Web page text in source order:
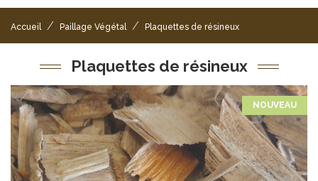
Accueil / Paillage Végétal / Plaquettes de résineux
Plaquettes de résineux
NOUVEAU